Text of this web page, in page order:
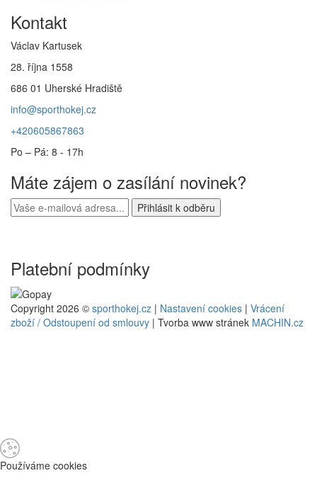
Kontakt
Václav Kartusek
28. října 1558
686 01 Uherské Hradiště
info@sporthokej.cz
+420605867863
Po – Pá: 8 - 17h
Máte zájem o zasílání novinek?
Platební podmínky
Copyright 2026 © sporthokej.cz | Nastavení cookies | Vrácení
zboží / Odstoupení od smlouvy | Tvorba www stránek MACHIN.cz
Používáme cookies